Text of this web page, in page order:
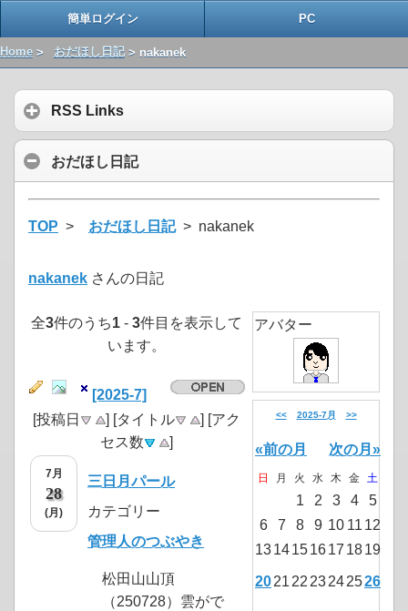
簡単ログイン PC
Home > おだほし日記> nakanek
RSS Links
おだほし日記
TOP > おだほし日記> nakanek
nakanek さんの日記
全3件のうち1 - 3件目を表示して
います。
[2025-7]
[投稿日
] [タイトル
] [アク
セス数
]
7月
28
(月)
三日月パール
カテゴリー
管理人のつぶやき
松田山山頂
（250728）雲がで
アバター
<< 2025-7月 >>
«前の月 次の月»
日 月 火 水 木 金 土
1 2 3 4
5
6
7 8 9 10 11 12
1314151617 1819
2021 22 23242526